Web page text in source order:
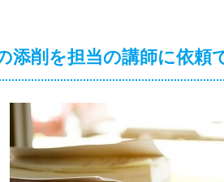
添削を担当の講師に依頼